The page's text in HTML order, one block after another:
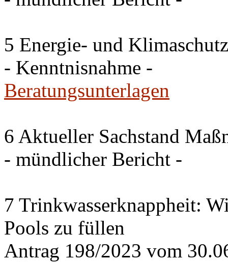
5 Energie- und
- Kenntnisnahme -
Beratungsunterlagen
6 Aktueller Sachstand
- mündlicher Bericht -
7 Trinkwasserknappheit:
Pools zu füllen
Antrag 198/2023 vom